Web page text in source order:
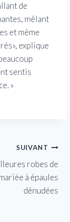
de
mêlant
et même
explique
sentis
»
SUIVANT
robes de
à épaules
dénudées